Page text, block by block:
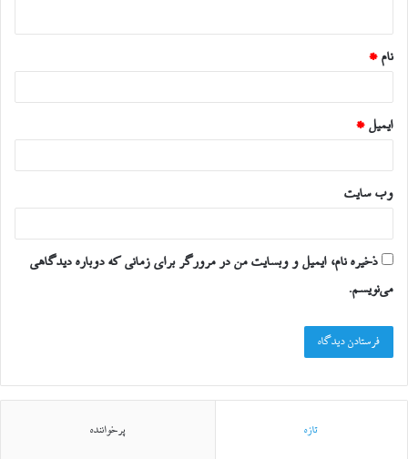
*
نام *
ایمیل *
وب‌ سایت
ذخیره نام، ایمیل و وبسایت من در مرورگر برای زمانی که دوباره دیدگاهی
می‌نویسم.
تازه پرخواننده